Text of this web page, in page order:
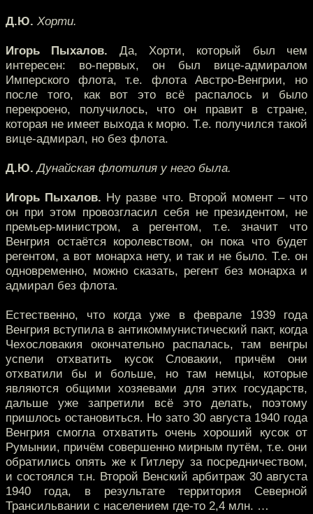
Д.Ю. Хорти.
Игорь Пыхалов. Да, Хорти, который был чем
интересен: во-первых, он был вице-адмиралом
Имперского флота, т.е. флота Австро-Венгрии, но
после того, как вот это всё распалось и было
перекроено, получилось, что он правит в стране,
которая не имеет выхода к морю. Т.е. получился такой
вице-адмирал, но без флота.
Д.Ю. Дунайская флотилия у него была.
Игорь Пыхалов. Ну разве что. Второй момент – что
он при этом провозгласил себя не президентом, не
премьер-министром, а регентом, т.е. значит что
Венгрия остаётся королевством, он пока что будет
регентом, а вот монарха нету, и так и не было. Т.е. он
одновременно, можно сказать, регент без монарха и
адмирал без флота.
Естественно, что когда уже в феврале 1939 года
Венгрия вступила в антикоммунистический пакт, когда
Чехословакия окончательно распалась, там венгры
успели отхватить кусок Словакии, причём они
отхватили бы и больше, но там немцы, которые
являются общими хозяевами для этих государств,
дальше уже запретили всё это делать, поэтому
пришлось остановиться. Но зато 30 августа 1940 года
Венгрия смогла отхватить очень хороший кусок от
Румынии, причём совершенно мирным путём, т.е. они
обратились опять же к Гитлеру за посредничеством,
и состоялся т.н. Второй Венский арбитраж 30 августа
1940 года, в результате территория Северной
Трансильвании с населением где-то 2,4 млн. …